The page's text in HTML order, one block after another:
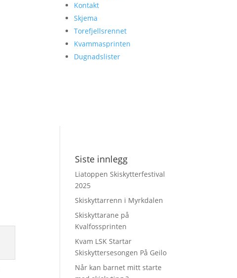
Kontakt
Skjema
Torefjellsrennet
Kvammasprinten
Dugnadslister
Siste innlegg
Liatoppen Skiskytterfestival
2025
Skiskyttarrenn i Myrkdalen
Skiskyttarane på
Kvalfossprinten
Kvam LSK Startar
Skiskyttersesongen På Geilo
Når kan barnet mitt starte